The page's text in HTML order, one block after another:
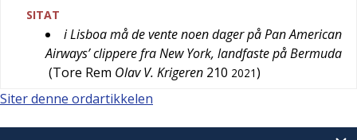
SITAT
i Lisboa må de vente noen dager på Pan American
Airways’ clippere fra New York, landfaste på Bermuda
(Tore Rem Olav V. Krigeren 210 2021)
Siter denne ordartikkelen